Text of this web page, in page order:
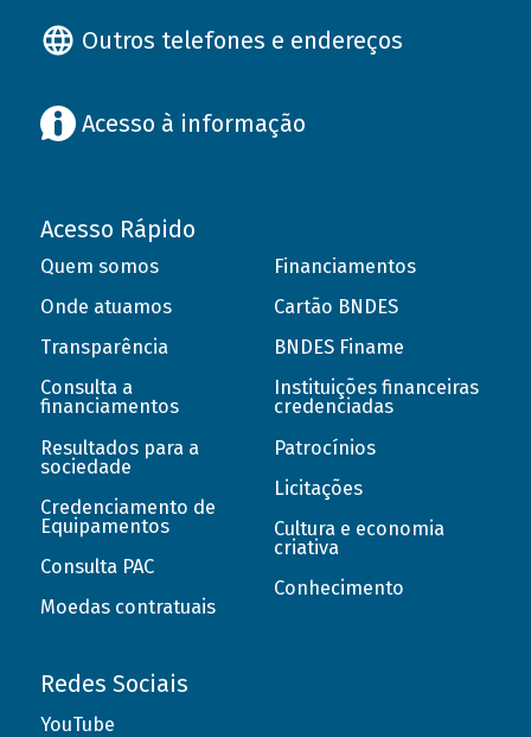
Outros telefones e endereços
Acesso à informação
Acesso Rápido
Quem somos
Onde atuamos
Transparência
Consulta a
financiamentos
Resultados para a
sociedade
Credenciamento de
Equipamentos
Consulta PAC
Moedas contratuais
Financiamentos
Cartão BNDES
BNDES Finame
Instituições financeiras
credenciadas
Patrocínios
Licitações
Cultura e economia
criativa
Conhecimento
Redes Sociais
YouTube